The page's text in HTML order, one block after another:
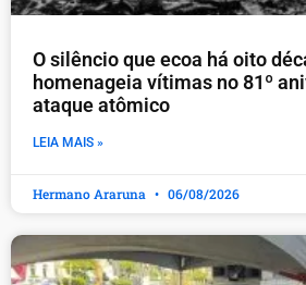
O silêncio que ecoa há oito
homenageia vítimas no 81º
ataque atômico
LEIA MAIS »
Hermano Araruna 06/08/2026